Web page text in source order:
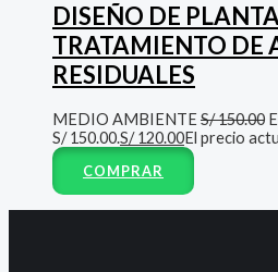
DISEÑO DE
TRATAMIENTO DE
RESIDUALES
MEDIO AMBIENTE S/150.00
S/ 150.00.S/120.00El precio
COMPRAR